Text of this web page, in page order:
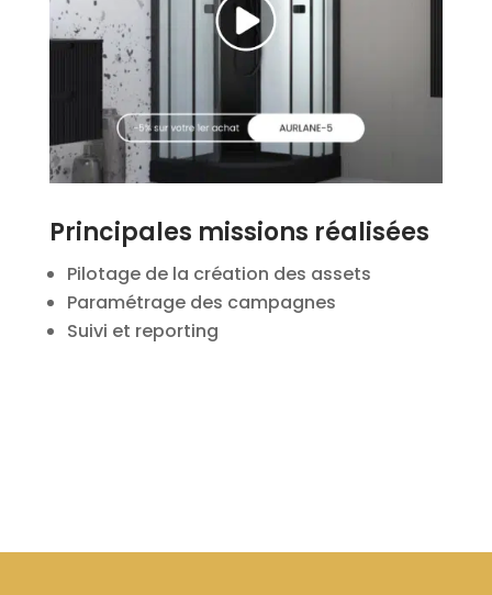
Principales missions réalisées
Pilotage de la création des assets
Paramétrage des campagnes
Suivi et reporting